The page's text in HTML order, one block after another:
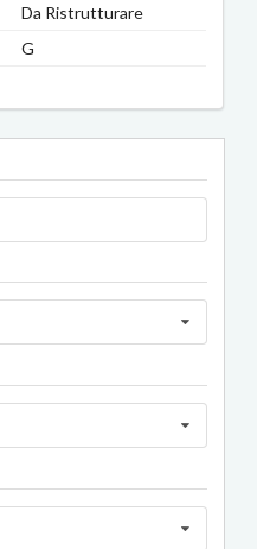
Da Ristrutturare
G